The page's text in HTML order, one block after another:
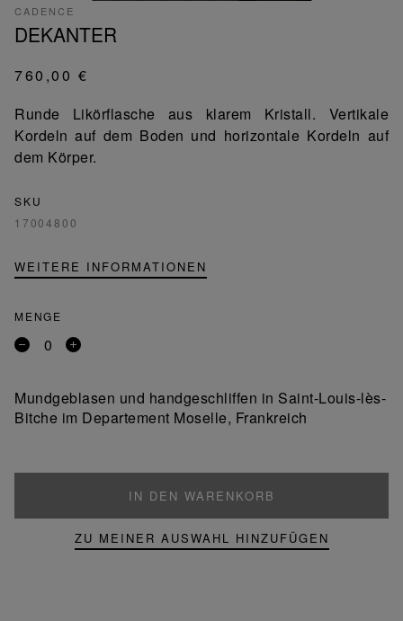
CADENCE
DEKANTER
760,00 €
Runde Likörflasche aus klarem Kristall. Vertikale
Kordeln auf dem Boden und horizontale Kordeln auf
dem Körper.
SKU
17004800
WEITERE INFORMATIONEN
MENGE
Entfernen
Produkt
Ein
Mundgeblasen und handgeschliffen in Saint-Louis-lès-
Bitche im Departement Moselle, Frankreich
IN DEN WARENKORB
ZU MEINER AUSWAHL HINZUFÜGEN